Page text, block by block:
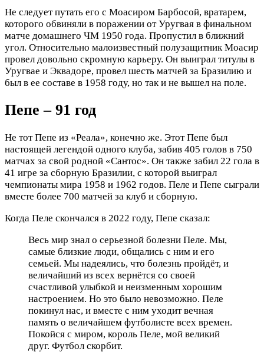
Не следует путать его с Моасиром Барбосой, вратарем,
которого обвиняли в поражении от Уругвая в финальном
матче домашнего ЧМ 1950 года. Пропустил в ближний
угол. Относительно малоизвестный полузащитник Моасир
провел довольно скромную карьеру. Он выиграл титулы в
Уругвае и Эквадоре, провел шесть матчей за Бразилию и
был в ее составе в 1958 году, но так и не вышел на поле.
Пепе – 91 год
Не тот Пепе из «Реала», конечно же. Этот Пепе был
настоящей легендой одного клуба, забив 405 голов в 750
матчах за свой родной «Сантос». Он также забил 22 гола в
41 игре за сборную Бразилии, с которой выиграл
чемпионаты мира 1958 и 1962 годов. Пеле и Пепе сыграли
вместе более 700 матчей за клуб и сборную.
Когда Пеле скончался в 2022 году, Пепе сказал:
Весь мир знал о серьезной болезни Пеле. Мы,
самые близкие люди, общались с ним и его
семьей. Мы надеялись, что болезнь пройдёт, и
величайший из всех вернётся со своей
счастливой улыбкой и неизменным хорошим
настроением. Но это было невозможно. Пеле
покинул нас, и вместе с ним уходит вечная
память о величайшем футболисте всех времен.
Покойся с миром, король Пеле, мой великий
друг. Футбол скорбит.